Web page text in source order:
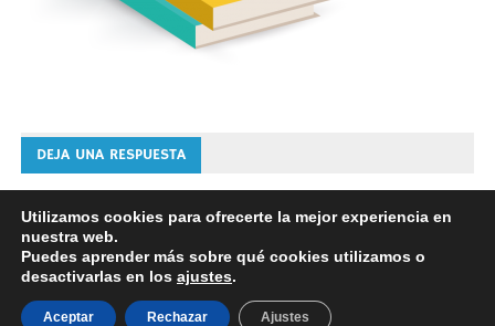
DEJA UNA RESPUESTA
Lo siento, debes estarconectado para publicar un
comentario.
Utilizamos cookies para ofrecerte la mejor experiencia en
nuestra web.
Puedes aprender más sobre qué cookies utilizamos o
desactivarlas en los ajustes.
Aceptar Rechazar Ajustes